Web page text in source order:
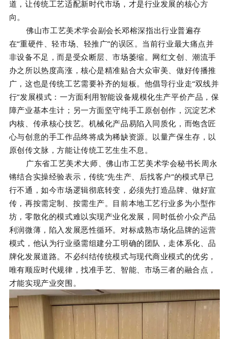
道，让传统工艺适配新时代市场，才是行业发展的核心方
向。
佛山市工艺美术学会副会长邓榕深指出行业普遍存
在“重硬件、轻市场、轻推广”的误区。当前行业最大痛点并
非设备不足，而是受众断层、市场萎缩。网红文创、潮流手
办之所以热度高涨，核心是精准贴合大众审美、做好传播推
广，这也是传统工艺需要补齐的短板。他倡导行业走“双线并
行”发展模式：一方面利用智能设备规模化生产平价产品，保
障产业基本生计；另一方面坚守纯手工原创创作，沉淀艺术
内核、传承核心技艺。机械化产品易陷入同质化，而饱含匠
心与创意的手工作品终将成为稀缺资源。以量产保生存，以
原创传文脉，方能让传统工艺生生不息。
广东省工艺美术大师、佛山市工艺美术学会秘书长 周永
锵结合实操经验表示，传统“先生产、后找客户”的模式早已
行不通，如今市场逻辑彻底转变，必须先打造品牌、做好宣
传，再按需定制、按需生产。目前本地工艺行业多为小型作
坊，零散化的模式难以实现产业化发展，同时低价小众产品
利润微薄，陷入发展恶性循环。对标成熟市场化品牌的运营
模式，他认为行业亟需组建分工明确的团队，走体系化、品
牌化发展道路。不必纠结传统模式与现代商业模式的优劣，
唯有顺应时代规律，找准手艺、智能、市场三者的融合点，
才能实现产业突围。